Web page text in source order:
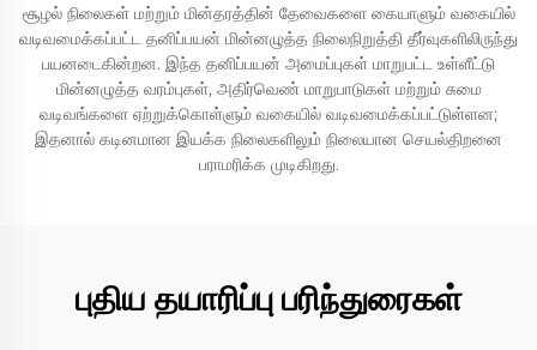
சூழல் நிலைகள் மற்றும் மின்தரத்தின் தேவைகளை கையாளும் வகையில்
வடிவமைக்கப்பட்ட தனிப்பயன் மின்னழுத்த நிலைநிறுத்தி தீர்வுகளிலிருந்து
பயனடைகின்றன. இந்த தனிப்பயன் அமைப்புகள் மாறுபட்ட உள்ளீட்டு
மின்னழுத்த வரம்புகள், அதிர்வெண் மாறுபாடுகள் மற்றும் சுமை
வடிவங்களை ஏற்றுக்கொள்ளும் வகையில் வடிவமைக்கப்பட்டுள்ளன;
இதனால் கடினமான இயக்க நிலைகளிலும் நிலையான செயல்திறனை
பராமரிக்க முடிகிறது.
புதிய தயாரிப்பு பரிந்துரைகள்